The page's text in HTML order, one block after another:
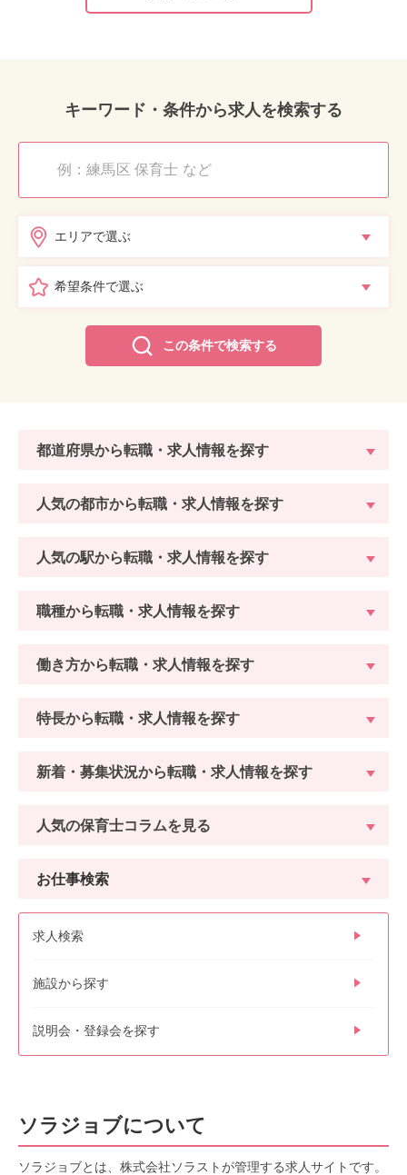
キーワード・条件から求人を検索する
エリアで選ぶ
希望条件で選ぶ
この条件で検索する
都道府県から転職・求人情報を探す
人気の都市から転職・求人情報を探す
人気の駅から転職・求人情報を探す
職種から転職・求人情報を探す
働き方から転職・求人情報を探す
特長から転職・求人情報を探す
新着・募集状況から転職・求人情報を探す
人気の保育士コラムを見る
お仕事検索
求人検索
施設から探す
説明会・登録会を探す
ソラジョブについて
ソラジョブとは、株式会社ソラストが管理する求人サイトです。